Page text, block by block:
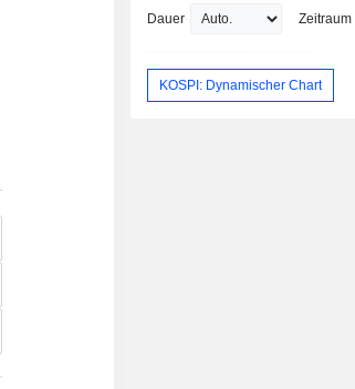
Dauer Zeitraum
KOSPI: Dynamischer Chart